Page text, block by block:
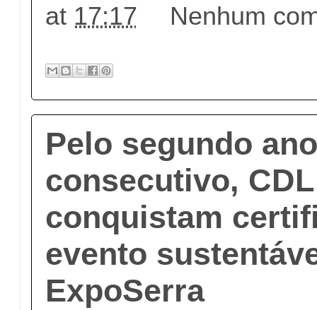
at 17:17 Nenhum
Pelo segundo
consecutivo,
conquistam
evento
ExpoSerra